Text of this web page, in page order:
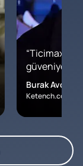
“Ticimax'a
Burak Avcılar
Ketench.com –